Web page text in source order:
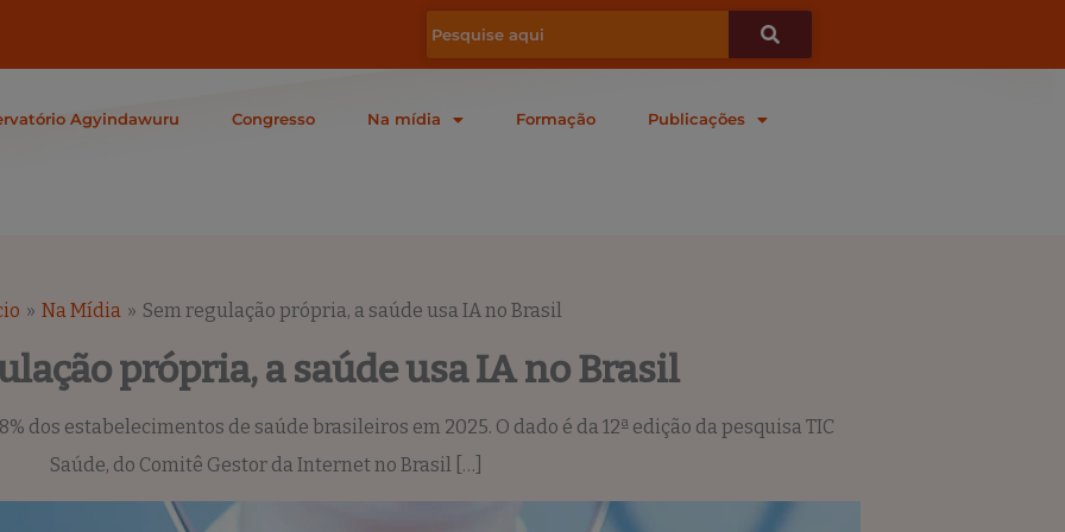
Agyindawuru Congresso Na mídia Formação Publicações
Na Mídia Sem regulação própria, a saúde usa IA no Brasil
própria, a saúde usa IA no Brasil
dos estabelecimentos de saúde brasileiros em 2025. O dado é da 12ª edição da pesquisa TIC
Saúde, do Comitê Gestor da Internet no Brasil […]